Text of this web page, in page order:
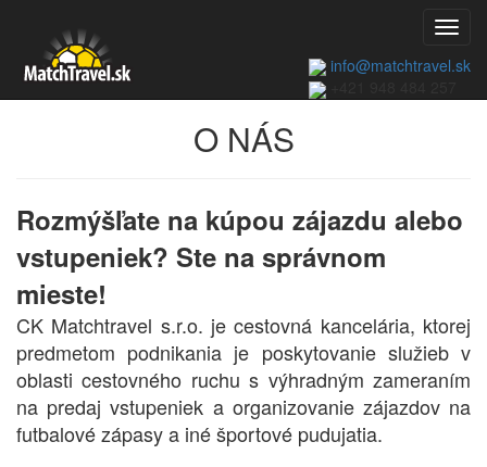
info@matchtravel.sk
O NÁS
Rozmýšľate na kúpou zájazdu alebo
vstupeniek? Ste na správnom
mieste!
CK Matchtravel s.r.o. je cestovná kancelária, ktorej
predmetom podnikania je poskytovanie služieb v
oblasti cestovného ruchu s výhradným zameraním
na predaj vstupeniek a organizovanie zájazdov na
futbalové zápasy a iné športové pudujatia.